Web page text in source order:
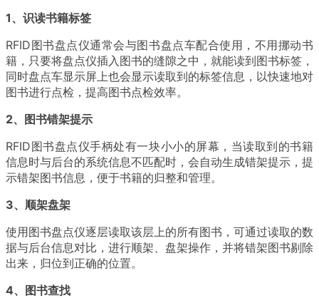
1、识读书籍标签
RFID图书盘点仪通常会与图书盘点车配合使用，不用挪动书
籍，只要将盘点仪插入图书的缝隙之中，就能读到图书标签，
同时盘点车显示屏上也会显示读取到的标签信息，以快速地对
图书进行点检，提高图书点检效率。
2、图书错架提示
RFID图书盘点仪手柄处有一块小小的屏幕，当读取到的书籍
信息时与后台的系统信息不匹配时，会自动生成错架提示，提
示错架图书信息，便于书籍的归整和管理。
3、顺架盘架
使用图书盘点仪逐层读取该层上的所有图书，可通过读取的数
据与后台信息对比，进行顺架、盘架操作，并将错架图书剔除
出来，归位到正确的位置。
4、图书查找